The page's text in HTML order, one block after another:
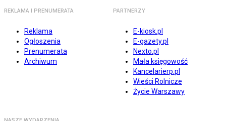
REKLAMA I PRENUMERATA
Reklama
Ogłoszenia
Prenumerata
Archiwum
PARTNERZY
E-kiosk.pl
E-gazety.pl
Nexto.pl
Mała księgowość
Kancelarierp.pl
Wieści Rolnicze
Życie Warszawy